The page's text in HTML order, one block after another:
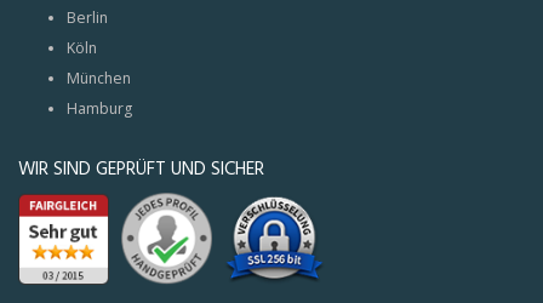
Berlin
Köln
München
Hamburg
WIR SIND GEPRÜFT UND SICHER